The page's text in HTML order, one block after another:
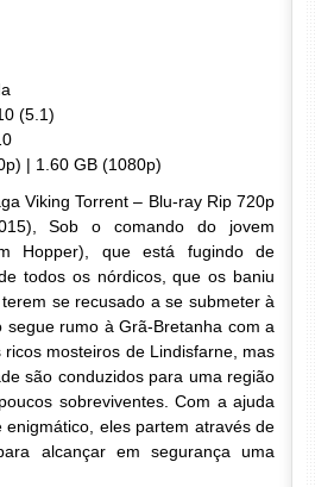
(5.1)
| 1.60 GB (1080p)
Viking Torrent – Blu-ray Rip 720p
Sob o comando do jovem
Hopper), que está fugindo de
todos os nórdicos, que os baniu
se recusado a se submeter à
segue rumo à Grã-Bretanha com a
mosteiros de Lindisfarne, mas
são conduzidos para uma região
sobreviventes. Com a ajuda
eles partem através de
alcançar em segurança uma